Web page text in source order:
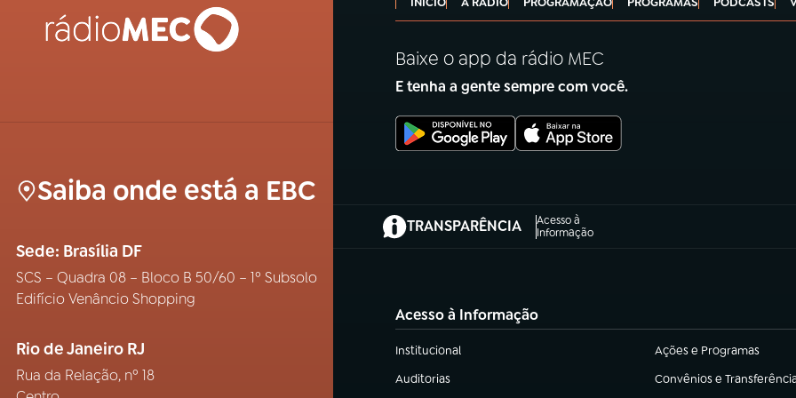
Saiba onde está a EBC
Sede: Brasília DF
SCS – Quadra 08 – Bloco B 50/60 – 1º Subsolo
Edifício Venâncio Shopping
Rio de Janeiro RJ
Rua da Relação, nº 18
Baixe o app da rádio MEC
E tenha a gente sempre com você.
TRANSPARÊNCIA
Acesso à
Informação
(abre em nova aba)
Acesso à Informação
Institucional
(abre em nova aba) Ações e Programas
(abre em nova aba)
Auditorias
(abre em nova aba) Convênios e
(abre em nova aba)